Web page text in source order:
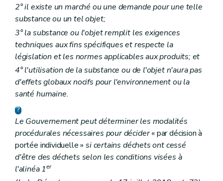
2° il existe un marché ou une demande pour une telle
substance ou un tel objet;
3° la substance ou l'objet remplit les exigences
techniques aux fins spécifiques et respecte la
législation et les normes applicables aux produits; et
4° l'utilisation de la substance ou de l'objet n'aura pas
d'effets globaux nocifs pour l'environnement ou la
santé humaine.
Le Gouvernement peut déterminer les modalités
procédurales nécessaires pour décider« par décision à
portée individuelle »si certains déchets ont cessé
d'être des déchets selon les conditions visées à
l'alinéa 1er